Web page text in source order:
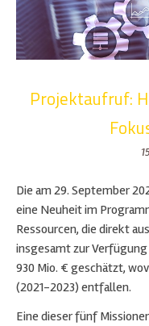
Projektaufruf:
Die am 29. September
eine Neuheit im
Ressourcen, die direkt
insgesamt zur
930 Mio. € geschätzt,
(2021-2023) entfallen.
Eine dieser fünf